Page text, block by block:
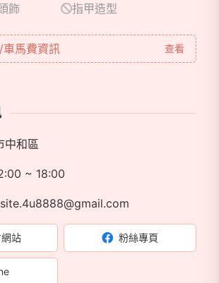
飾 指甲造型
馬費資訊 查看
中和區
~ 18:00
站 粉絲專頁